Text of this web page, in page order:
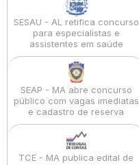
SESAU - AL retifica concurso
para especialistas e
assistentes em saúde
SEAP - MA abre concurso
público com vagas imediatas
e cadastro de reserva
TCE - MA publica edital de